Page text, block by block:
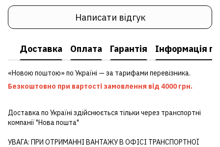
Написати відгук
Доставка Оплата Гарантія Інформація
«Новою поштою» по Україні — за тарифами перевізника.
Безкоштовно при вартості замовлення від 4000 грн.
Доставка по Україні здійснюється тільки через транспортні
компанії "Нова пошта"
УВАГА: ПРИ ОТРИМАННІ ВАНТАЖУ В ОФІСІ ТРАНСПОРТНОЇ